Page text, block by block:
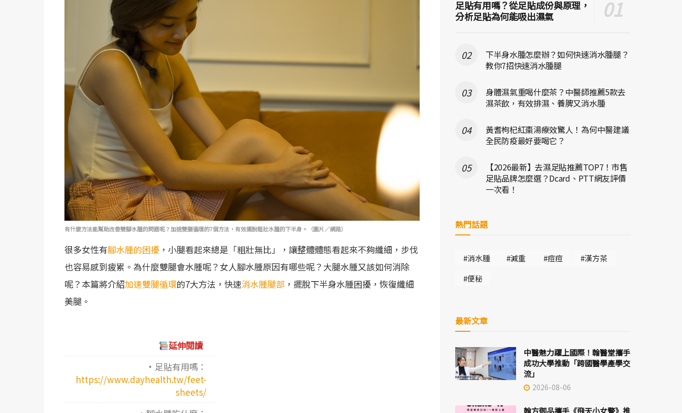
有什麼方法能幫助改善雙腳水腫的問題呢？加速雙腿循環的7個方法，有效擺脫粗壯水腫的下半身。（圖片／網路）
很多女性有腳水腫的困擾 ，小腿看起來總是「粗壯無比」，讓整體體態看起來不夠纖細，步伐
也容易感到疲累。為什麼雙腿會水腫呢？女人腳水腫原因有哪些呢？大腿水腫又該如何消除
呢？本篇將介紹加速雙腿循環的7大方法，快速消水腫腿部 ，擺脫下半身水腫困擾，恢復纖細
美腿。
延伸閱讀
·足貼有用嗎：
https://www.dayhealth.tw/feet-
sheets/
足貼有用嗎？從足貼成份與原理，
分析足貼為何能吸出濕氣
下半身水腫怎麼辦？如何快速消水腫腿？
教你7招快速消水腫腿
身體濕氣重喝什麼茶？中醫師推薦5款去
濕茶飲，有效排濕、養脾又消水腫
黃耆枸杞紅棗湯療效驚人！為何中醫建議
全民防疫最好要喝它？
【2026最新】去濕足貼推薦TOP7！市售
足貼品牌怎麼選？Dcard、PTT網友評價
一次看！
熱門話題
#消水腫 #減重 #痘痘
#漢方茶
#便秘
最新文章
中醫魅力躍上國際！翰醫堂攜手
成功大學推動「跨國醫學產學交
流」
2026-08-06
翰方御品攜手《飛天小女警》推